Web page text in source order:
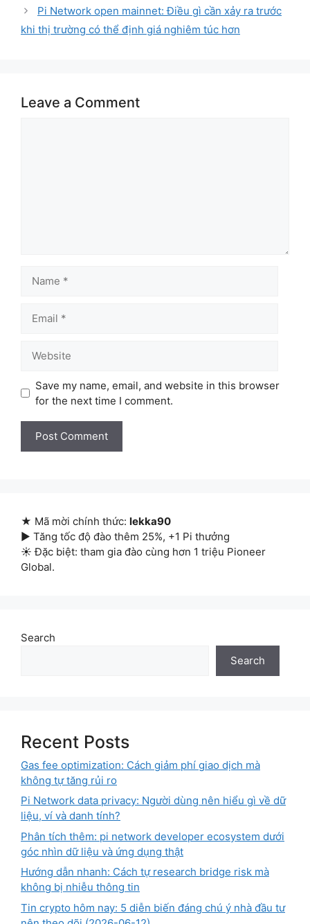
Pi Network open mainnet: Điều gì cần xảy ra trước
khi thị trường có thể định giá nghiêm túc hơn
Leave a Comment
Save my name, email, and website in this browser
for the next time I comment.
★ Mã mời chính thức: lekka90
▶ Tăng tốc độ đào thêm 25%, +1 Pi thưởng
☀ Đặc biệt: tham gia đào cùng hơn 1 triệu Pioneer
Global.
Search
Search
Recent Posts
Gas fee optimization: Cách giảm phí giao dịch mà
không tự tăng rủi ro
Pi Network data privacy: Người dùng nên hiểu gì về dữ
liệu, ví và danh tính?
Phân tích thêm: pi network developer ecosystem dưới
góc nhìn dữ liệu và ứng dụng thật
Hướng dẫn nhanh: Cách tự research bridge risk mà
không bị nhiễu thông tin
Tin crypto hôm nay: 5 diễn biến đáng chú ý nhà đầu tư